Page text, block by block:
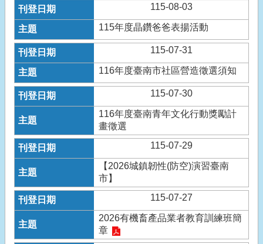
115-08-03
115年度晶鑽爸爸表揚活動
115-07-31
116年度臺南市社區營造徵選須知
115-07-30
116年度臺南青年文化行動獎勵計
畫徵選
115-07-29
【2026城鎮韌性(防空)演習臺南
市】
115-07-27
2026有機畜產品業者教育訓練班簡
章